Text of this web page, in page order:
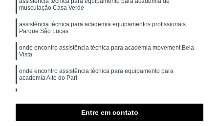
musculação Casa Verde
assistência técnica para academia equipamentos profissionais
Parque São Lucas
onde encontro assistência técnica para academia movement Bela
Vista
onde encontro assistência técnica para equipamento para
academia Alto do Pari
Entre em contato